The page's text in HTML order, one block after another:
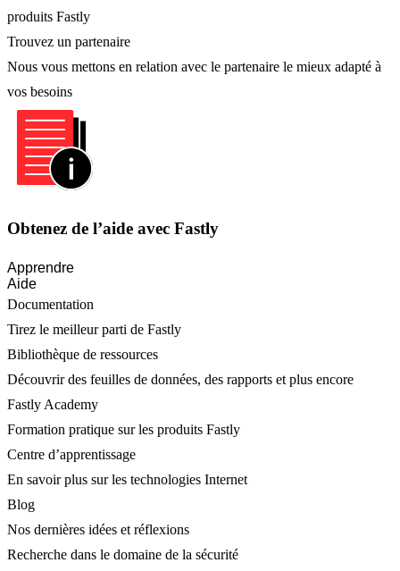
produits Fastly
Trouvez un partenaire
Nous vous mettons en relation avec le partenaire le mieux adapté à
vos besoins
Obtenez de l’aide avec Fastly
Apprendre
Aide
Documentation
Tirez le meilleur parti de Fastly
Bibliothèque de ressources
Découvrir des feuilles de données, des rapports et plus encore
Fastly Academy
Formation pratique sur les produits Fastly
Centre d’apprentissage
En savoir plus sur les technologies Internet
Blog
Nos dernières idées et réflexions
Recherche dans le domaine de la sécurité